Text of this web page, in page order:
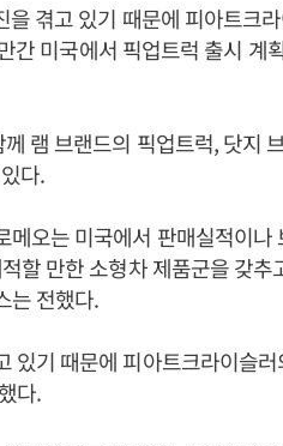
겪고 있기 때문에 피아트크
간 미국에서 픽업트럭 출시 계
램 브랜드의 픽업트럭, 닷지
다.
오는 미국에서 판매실적이나
할 만한 소형차 제품군을 갖추
는 전했다.
있기 때문에 피아트크라이슬
다.